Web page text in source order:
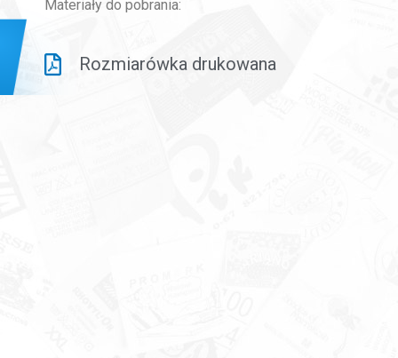
Materiały do pobrania:
Rozmiarówka drukowana